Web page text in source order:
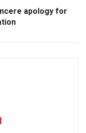
apology for